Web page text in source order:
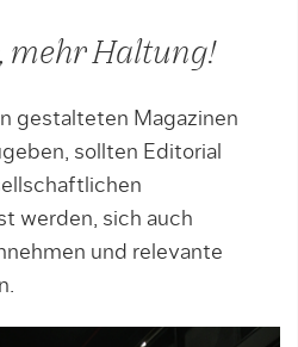
mehr Haltung!
gestalteten Magazinen
sollten Editorial
werden, sich auch
und relevante